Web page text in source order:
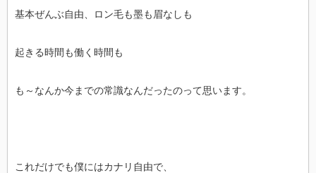
基本ぜんぶ自由、ロン毛も墨も眉なしも
起きる時間も働く時間も
も～なんか今までの常識なんだったのって思います。
これだけでも僕にはカナリ自由で、